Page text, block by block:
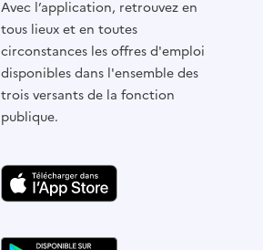
Avec l’application, retrouvez en
tous lieux et en toutes
circonstances les offres d'emploi
disponibles dans l'ensemble des
trois versants de la fonction
publique.